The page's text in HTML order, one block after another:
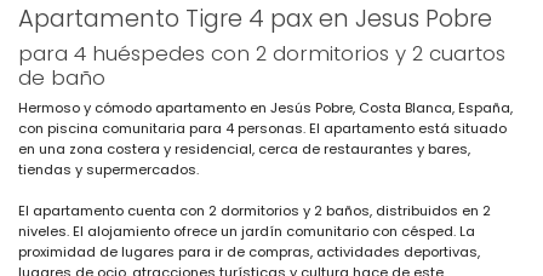
Apartamento Tigre 4 pax en Jesus Pobre
para 4 huéspedes con 2 dormitorios y 2 cuartos
de baño
Hermoso y cómodo apartamento en Jesús Pobre, Costa Blanca, España,
con piscina comunitaria para 4 personas. El apartamento está situado
en una zona costera y residencial, cerca de restaurantes y bares,
tiendas y supermercados.
El apartamento cuenta con 2 dormitorios y 2 baños, distribuidos en 2
niveles. El alojamiento ofrece un jardín comunitario con césped. La
proximidad de lugares para ir de compras, actividades deportivas,